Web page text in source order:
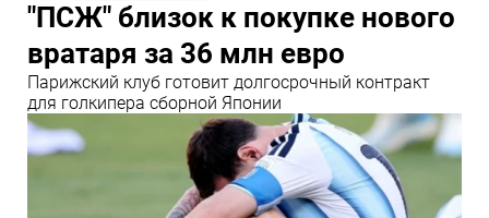
"ПСЖ" близок к покупке нового
вратаря за 36 млн евро
Парижский клуб готовит долгосрочный контракт
для голкипера сборной Японии